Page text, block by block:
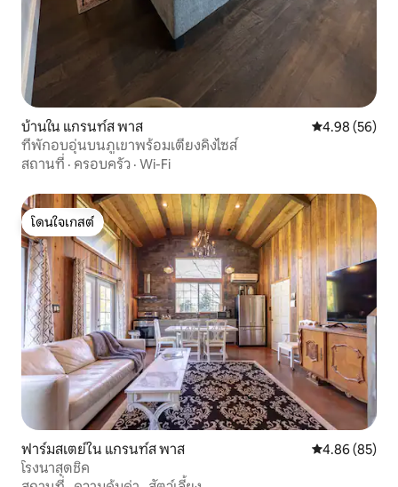
บ้านใน แกรนท์ส พาส คะแนนเฉลี่ย
4.98 (56)
ที่พักอบอุ่นบนภูเขาพร้อมเตียงคิงไซส์
สถานที่ · ครอบครัว · Wi-Fi
โดนใจเกสต์
โดนใจเกสต์
ฟาร์มสเตย์ใน แกรนท์ส พาส คะแนนเฉลี่ย
4.86 (85)
โรงนาสุดชิค